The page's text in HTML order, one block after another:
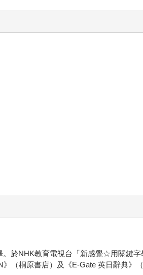
NHK教育電視台「新感覺☆用關鍵
（桐原書店）及《E-Gate 英日辭典》